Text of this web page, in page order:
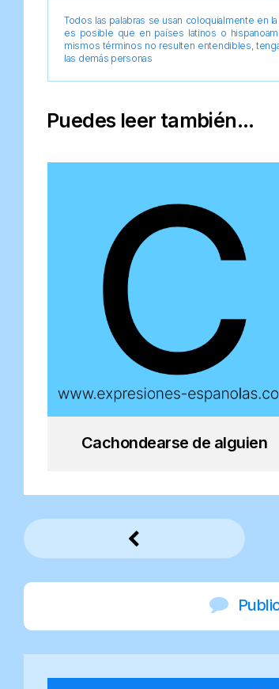
Todos las palabras se usan coloquialmente en
es posible que en países latinos o
mismos términos no resulten entendibles,
las demás personas
Puedes leer también...
Cachondearse de alguien